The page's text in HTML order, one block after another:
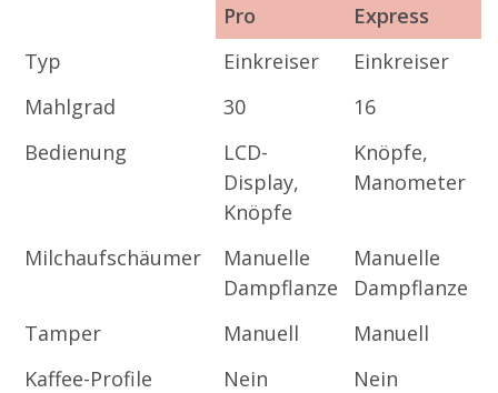
Pro
Express
Barista
Barista
Typ Einkreiser Einkreiser
Mahlgrad
30 16
Bedienung
LCD-
Display,
Knöpfe
Knöpfe,
Manometer
Milchaufschäumer
Manuelle
Dampflanze
Manuelle
Dampflanze
Tamper
Manuell Manuell
Kaffee-Profile
Nein Nein